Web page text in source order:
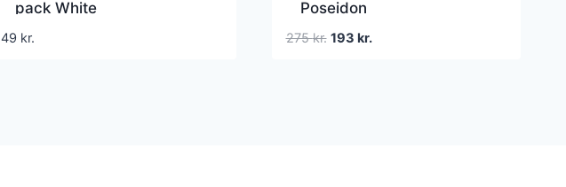
pack White
49 kr.
Poseidon
275kr. Den
193 kr.Den